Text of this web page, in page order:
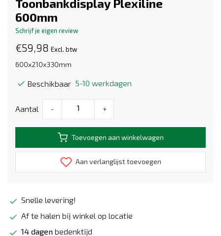
Toonbankdisplay Plexiline
600mm
Schrijf je eigen review
€59,98 Excl. btw
600x210x330mm
Beschikbaar 5-10 werkdagen
Aantal - +
Toevoegen aan winkelwagen
Aan verlanglijst toevoegen
Snelle levering!
Af te halen bij winkel op locatie
14 dagen bedenktijd